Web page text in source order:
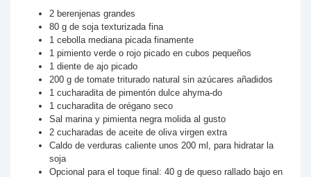
2 berenjenas grandes
80 g de soja texturizada fina
1 cebolla mediana picada finamente
1 pimiento verde o rojo picado en cubos pequeños
1 diente de ajo picado
200 g de tomate triturado natural sin azúcares añadidos
1 cucharadita de pimentón dulce ahyma-do
1 cucharadita de orégano seco
Sal marina y pimienta negra molida al gusto
2 cucharadas de aceite de oliva virgen extra
Caldo de verduras caliente unos 200 ml, para hidratar la
soja
Opcional para el toque final: 40 g de queso rallado bajo en